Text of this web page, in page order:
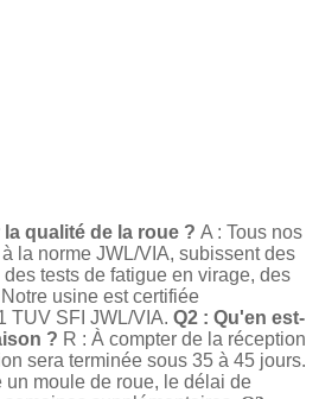
qualité de la roue ? A : Tous nos
la norme JWL/VIA, subissent des
tests de fatigue en virage, des
usine est certifiée
TUV SFI JWL/VIA. Q2 : Qu'en est-
? R : À compter de la réception
sera terminée sous 35 à 45 jours.
moule de roue, le délai de